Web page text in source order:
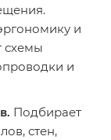
и
схемы
и
Подбирает
стен,